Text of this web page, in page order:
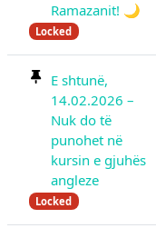
Ramazanit! 🌙
Locked
E shtunë,
14.02.2026 –
Nuk do të
punohet në
kursin e gjuhës
angleze
Locked